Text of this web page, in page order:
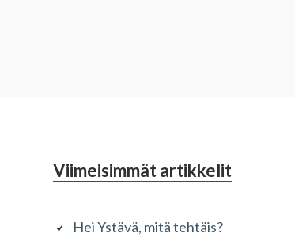
Alapalkin
Viimeisimmät artikkelit
Hei Ystävä, mitä tehtäis?